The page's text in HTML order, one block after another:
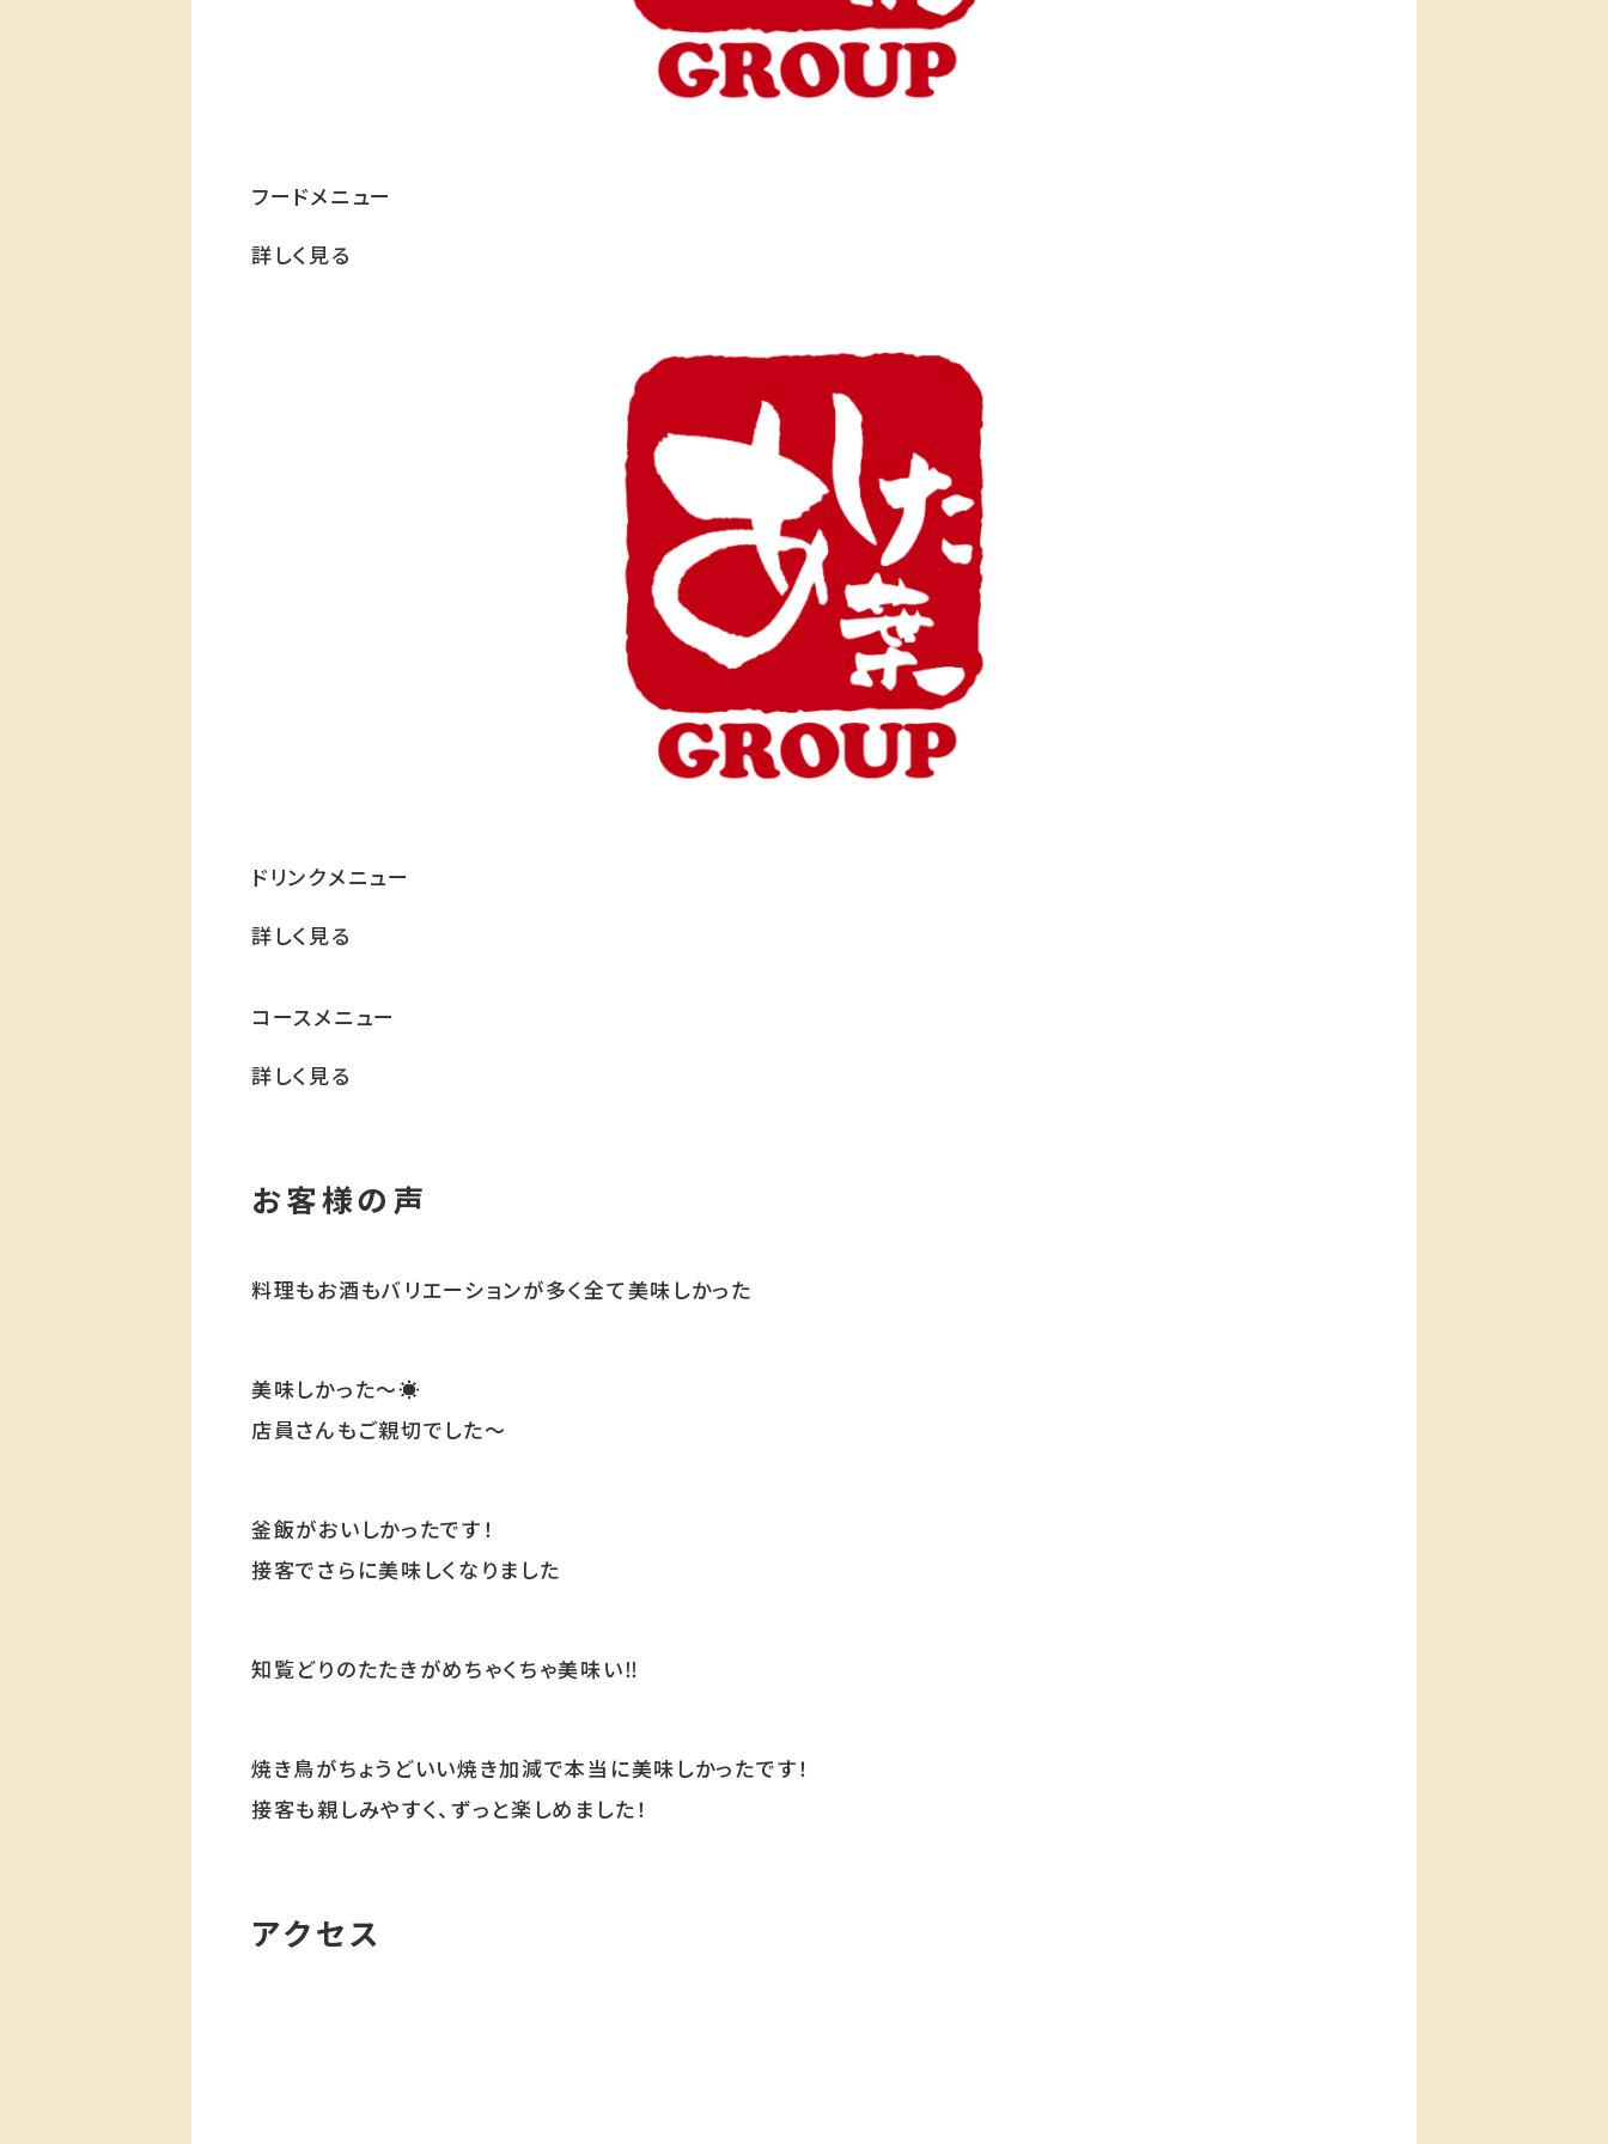
フードメニュー
詳しく見る
ドリンクメニュー
詳しく見る
コースメニュー
詳しく見る
お客様の声
料理もお酒もバリエーションが多く全て美味しかった
美味しかった～☀️
店員さんもご親切でした～
釜飯がおいしかったです！
接客でさらに美味しくなりました
知覧どりのたたきがめちゃくちゃ美味い‼️
焼き鳥がちょうどいい焼き加減で本当に美味しかったです！
接客も親しみやすく、ずっと楽しめました！
アクセス